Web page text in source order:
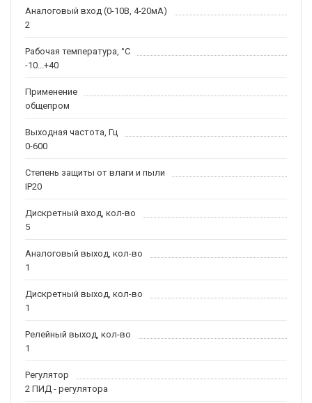
Аналоговый вход (0-10В, 4-20мА)
2
Рабочая температура, °С
-10...+40
Применение
общепром
Выходная частота, Гц
0-600
Степень защиты от влаги и пыли
IP20
Дискретный вход, кол-во
5
Аналоговый выход, кол-во
1
Дискретный выход, кол-во
1
Релейный выход, кол-во
1
Регулятор
2 ПИД - регулятора